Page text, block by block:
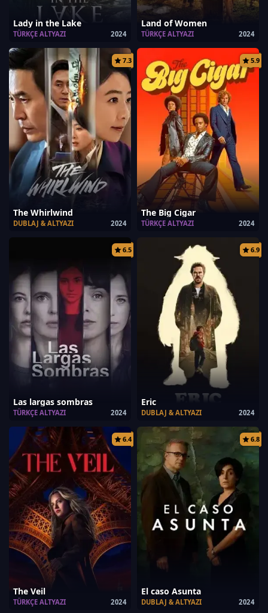
Lady in the Lake
2024
TÜRKÇE ALTYAZI
Land of Women
2024
TÜRKÇE ALTYAZI
7.3
The Whirlwind
2024
DUBLAJ & ALTYAZI
5.9
The Big Cigar
2024
TÜRKÇE ALTYAZI
6.5
Las largas sombras
2024
TÜRKÇE ALTYAZI
6.9
Eric
2024
DUBLAJ & ALTYAZI
6.4
The Veil
2024
TÜRKÇE ALTYAZI
6.8
El caso Asunta
2024
DUBLAJ & ALTYAZI